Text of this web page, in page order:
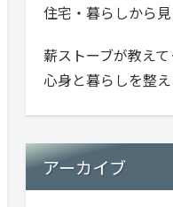
住宅・暮らしから
薪ストーブが教えて
心身と暮らしを整
アーカイブ